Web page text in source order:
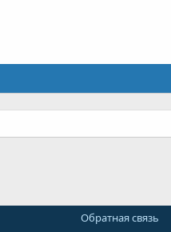
Обратная связь